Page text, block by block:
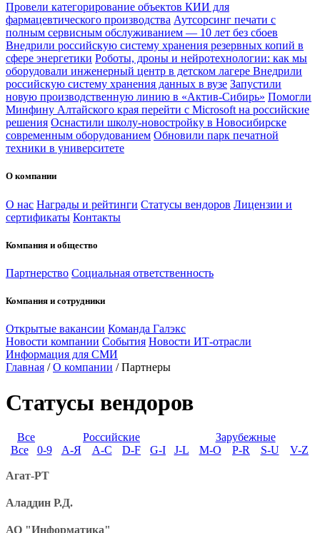
Провели категорирование объектов КИИ для
фармацевтического производства Аутсорсинг печати с
полным сервисным обслуживанием — 10 лет без сбоев
Внедрили российскую систему хранения резервных копий в
сфере энергетики Роботы, дроны и нейротехнологии: как мы
оборудовали инженерный центр в детском лагере Внедрили
российскую систему хранения данных в вузе Запустили
новую производственную линию в «Актив-Сибирь» Помогли
Минфину Алтайского края перейти с Microsoft на российские
решения Оснастили школу-новостройку в Новосибирске
современным оборудованием Обновили парк печатной
техники в университете
О компании
О нас Награды и рейтинги Статусы вендоров Лицензии и
сертификаты Контакты
Компания и общество
Партнерство Социальная ответственность
Компания и сотрудники
Открытые вакансии Команда Галэкс
Новости компании События Новости ИТ-отрасли
Информация для СМИ
Главная / О компании / Партнеры
Статусы вендоров
Все Российские
Зарубежные
Все
0-9 А-Я A-C D-F G-I J-L M-O P-R S-U V-Z
Агат-РТ
Аладдин Р.Д.
АО "Информатика"